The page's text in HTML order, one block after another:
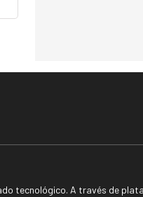
tecnológico. A través de